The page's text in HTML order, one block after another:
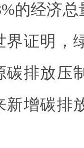
的经济
界证明，
碳排放压
新增碳排